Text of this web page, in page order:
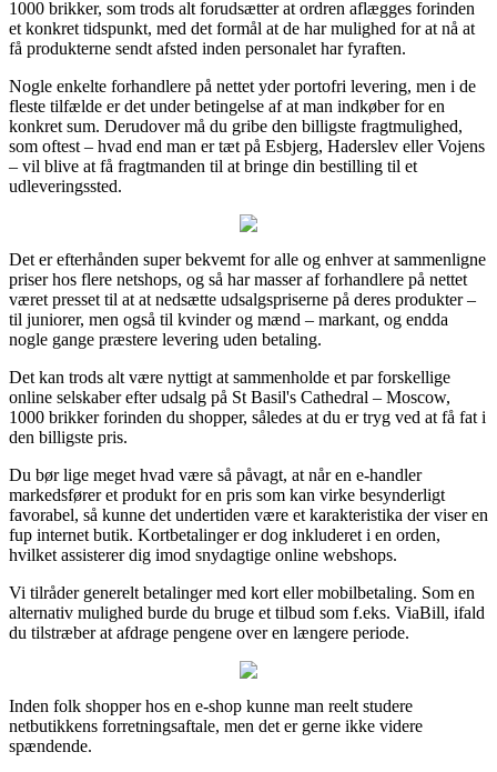
1000 brikker, som trods alt forudsætter at ordren aflægges forinden
et konkret tidspunkt, med det formål at de har mulighed for at nå at
få produkterne sendt afsted inden personalet har fyraften.
Nogle enkelte forhandlere på nettet yder portofri levering, men i de
fleste tilfælde er det under betingelse af at man indkøber for en
konkret sum. Derudover må du gribe den billigste fragtmulighed,
som oftest – hvad end man er tæt på Esbjerg, Haderslev eller Vojens
– vil blive at få fragtmanden til at bringe din bestilling til et
udleveringssted.
Det er efterhånden super bekvemt for alle og enhver at sammenligne
priser hos flere netshops, og så har masser af forhandlere på nettet
været presset til at at nedsætte udsalgspriserne på deres produkter –
til juniorer, men også til kvinder og mænd – markant, og endda
nogle gange præstere levering uden betaling.
Det kan trods alt være nyttigt at sammenholde et par forskellige
online selskaber efter udsalg på St Basil's Cathedral – Moscow,
1000 brikker forinden du shopper, således at du er tryg ved at få fat i
den billigste pris.
Du bør lige meget hvad være så påvagt, at når en e-handler
markedsfører et produkt for en pris som kan virke besynderligt
favorabel, så kunne det undertiden være et karakteristika der viser en
fup internet butik. Kortbetalinger er dog inkluderet i en orden,
hvilket assisterer dig imod snydagtige online webshops.
Vi tilråder generelt betalinger med kort eller mobilbetaling. Som en
alternativ mulighed burde du bruge et tilbud som f.eks. ViaBill, ifald
du tilstræber at afdrage pengene over en længere periode.
Inden folk shopper hos en e-shop kunne man reelt studere
netbutikkens forretningsaftale, men det er gerne ikke videre
spændende.